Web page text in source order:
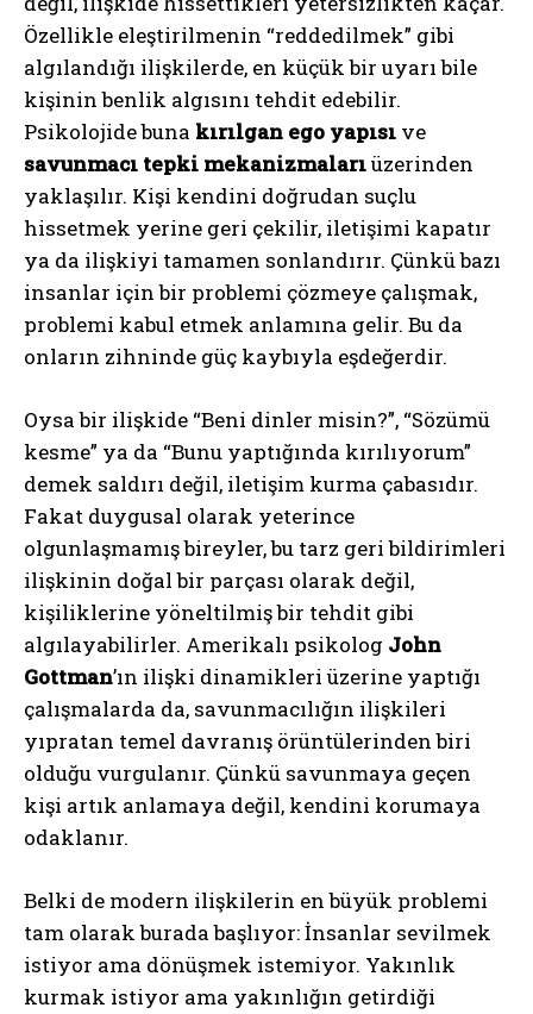
Özellikle eleştirilmenin “reddedilmek” gibi
algılandığı ilişkilerde, en küçük bir uyarı bile
kişinin benlik algısını tehdit edebilir.
Psikolojide buna kırılgan ego yapısı ve
savunmacı tepki mekanizmalarıüzerinden
yaklaşılır. Kişi kendini doğrudan suçlu
hissetmek yerine geri çekilir, iletişimi kapatır
ya da ilişkiyi tamamen sonlandırır. Çünkü bazı
insanlar için bir problemi çözmeye çalışmak,
problemi kabul etmek anlamına gelir. Bu da
onların zihninde güç kaybıyla eşdeğerdir.
Oysa bir ilişkide “Beni dinler misin?”, “Sözümü
kesme” ya da “Bunu yaptığında kırılıyorum”
demek saldırı değil, iletişim kurma çabasıdır.
Fakat duygusal olarak yeterince
olgunlaşmamış bireyler, bu tarz geri bildirimleri
ilişkinin doğal bir parçası olarak değil,
kişiliklerine yöneltilmiş bir tehdit gibi
algılayabilirler. Amerikalı psikolog John
Gottman’ın ilişki dinamikleri üzerine yaptığı
çalışmalarda da, savunmacılığın ilişkileri
yıpratan temel davranış örüntülerinden biri
olduğu vurgulanır. Çünkü savunmaya geçen
kişi artık anlamaya değil, kendini korumaya
odaklanır.
Belki de modern ilişkilerin en büyük problemi
tam olarak burada başlıyor: İnsanlar sevilmek
istiyor ama dönüşmek istemiyor. Yakınlık
kurmak istiyor ama yakınlığın getirdiği